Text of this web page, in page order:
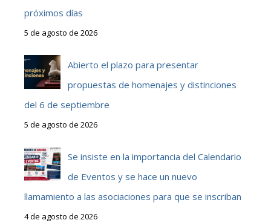
próximos días
5 de agosto de 2026
Abierto el plazo para presentar
propuestas de homenajes y distinciones
del 6 de septiembre
5 de agosto de 2026
Se insiste en la importancia del Calendario
de Eventos y se hace un nuevo
llamamiento a las asociaciones para que se inscriban
4 de agosto de 2026